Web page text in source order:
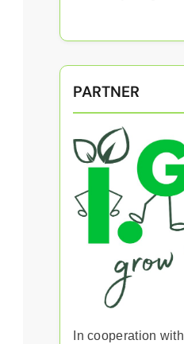
PARTNER
In cooperation with